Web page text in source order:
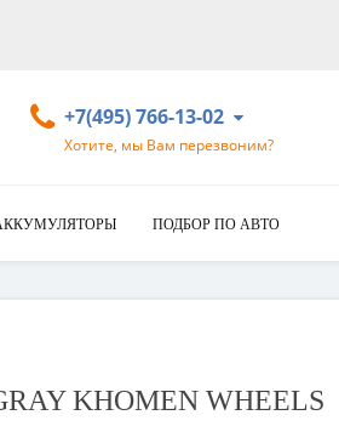
+7(495) 766-13-02
Хотите, мы Вам перезвоним?
ПОДБОР ПО АВТО
KHOMEN WHEELS